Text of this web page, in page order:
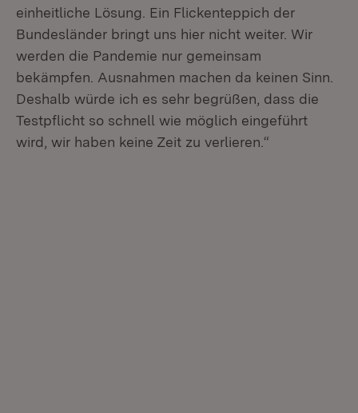
einheitliche Lösung. Ein Flickenteppich der
Bundesländer bringt uns hier nicht weiter. Wir
werden die Pandemie nur gemeinsam
bekämpfen. Ausnahmen machen da keinen Sinn.
Deshalb würde ich es sehr begrüßen, dass die
Testpflicht so schnell wie möglich eingeführt
wird, wir haben keine Zeit zu verlieren.“